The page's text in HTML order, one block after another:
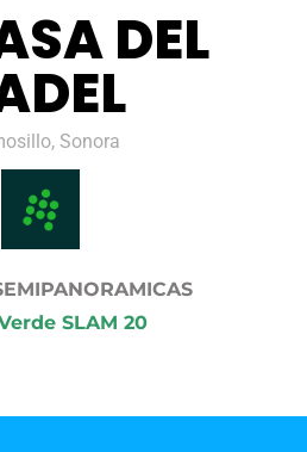
DEL
Sonora
SLAM 20